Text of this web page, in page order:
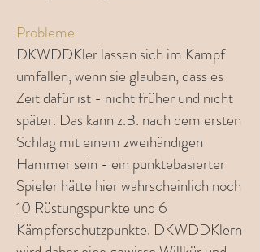
Probleme
DKWDDKler lassen sich im Kampf
umfallen, wenn sie glauben, dass es
Zeit dafür ist - nicht früher und nicht
später. Das kann z.B. nach dem ersten
Schlag mit einem zweihändigen
Hammer sein - ein punktebasierter
Spieler hätte hier wahrscheinlich noch
10 Rüstungspunkte und 6
Kämpferschutzpunkte. DKWDDKlern